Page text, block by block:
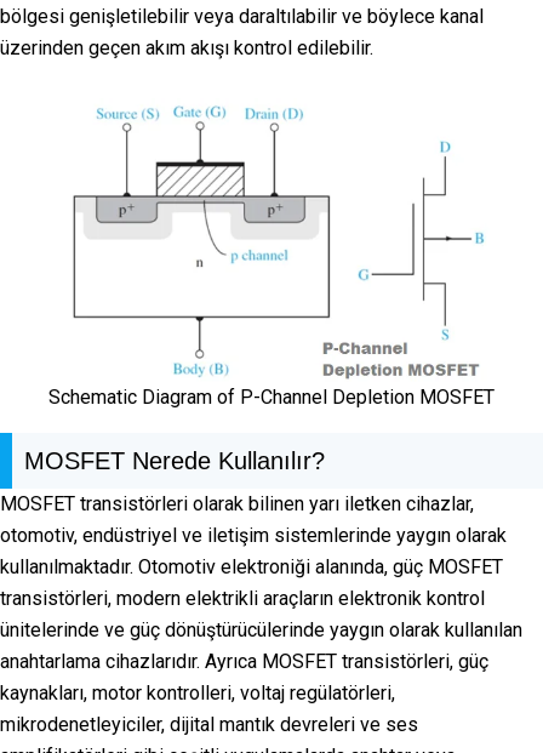
bölgesi genişletilebilir veya daraltılabilir ve böylece kanal
üzerinden geçen akım akışı kontrol edilebilir.
Schematic Diagram of P-Channel Depletion MOSFET
MOSFET Nerede Kullanılır?
MOSFET transistörleri olarak bilinen yarı iletken cihazlar,
otomotiv, endüstriyel ve iletişim sistemlerinde yaygın olarak
kullanılmaktadır. Otomotiv elektroniği alanında, güç MOSFET
transistörleri, modern elektrikli araçların elektronik kontrol
ünitelerinde ve güç dönüştürücülerinde yaygın olarak kullanılan
anahtarlama cihazlarıdır. Ayrıca MOSFET transistörleri, güç
kaynakları, motor kontrolleri, voltaj regülatörleri,
mikrodenetleyiciler, dijital mantık devreleri ve ses